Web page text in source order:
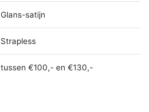
Glans-satijn
Strapless
tussen €100,- en €130,-